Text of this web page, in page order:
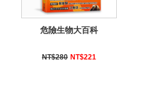
危險生物大百科
NT$280 NT$221